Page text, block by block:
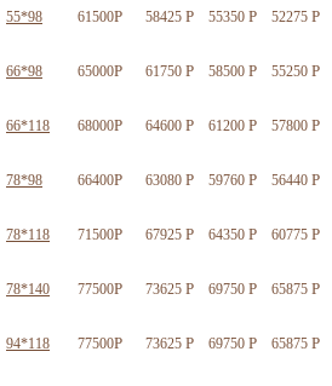
55*98 61500Р 58425 Р 55350 Р 52275 Р
66*98 65000Р 61750 Р 58500 Р 55250 Р
66*118 68000Р 64600 Р 61200 Р 57800 Р
78*98 66400Р 63080 Р 59760 Р 56440 Р
78*118 71500Р 67925 Р 64350 Р 60775 Р
78*140 77500Р 73625 Р 69750 Р 65875 Р
94*118 77500Р 73625 Р 69750 Р 65875 Р